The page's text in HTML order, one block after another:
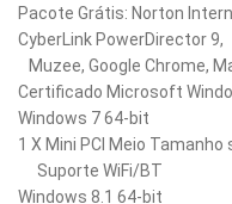
Pacote Grátis: Norton
CyberLink PowerDirector 9,
Muzee, Google Chrome,
Certificado Microsoft
Windows 7 64-bit
1 X Mini PCI Meio
Suporte WiFi/BT
Windows 8.1 64-bit